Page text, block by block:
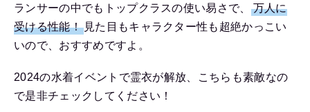
ランサーの中でもトップクラスの使い易さで、
万人に
受ける性能！見た目もキャラクター性も超絶かっこい
いので、おすすめですよ。
2024の水着イベントで霊衣が解放、こちらも素敵なの
で是非チェックしてください！